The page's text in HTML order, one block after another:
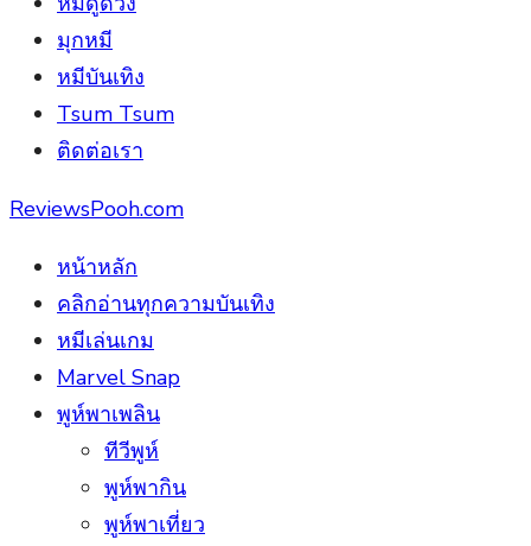
มุกหมี
หมีบันเทิง
Tsum Tsum
ติดต่อเรา
ReviewsPooh.com
หน้าหลัก
คลิกอ่านทุกความบันเทิง
หมีเล่นเกม
Marvel Snap
พูห์พาเพลิน
ทีวีพูห์
พูห์พากิน
พูห์พาเที่ยว